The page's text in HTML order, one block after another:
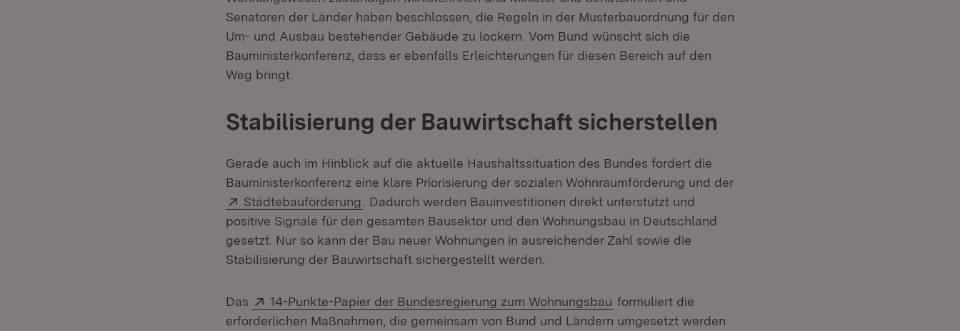
Senatoren der Länder haben beschlossen, die Regeln in der Musterbauordnung für den
Um- und Ausbau bestehender Gebäude zu lockern. Vom Bund wünscht sich die
Bauministerkonferenz, dass er ebenfalls Erleichterungen für diesen Bereich auf den
Weg bringt.
Stabilisierung der Bauwirtschaft sicherstellen
Gerade auch im Hinblick auf die aktuelle Haushaltssituation des Bundes fordert die
Bauministerkonferenz eine klare Priorisierung der sozialen Wohnraumförderung und der
Extern:
Städtebauförderung (Öffnet in neuem Fenster)
. Dadurch werden Bauinvestitionen direkt unterstützt und
positive Signale für den gesamten Bausektor und den Wohnungsbau in Deutschland
gesetzt. Nur so kann der Bau neuer Wohnungen in ausreichender Zahl sowie die
Stabilisierung der Bauwirtschaft sichergestellt werden.
Das Extern:
14-Punkte-Papier der Bundesregierung zum Wohnungsbau (Öffnet in neuem Fenster)
formuliert die
erforderlichen Maßnahmen, die gemeinsam von Bund und Ländern umgesetzt werden